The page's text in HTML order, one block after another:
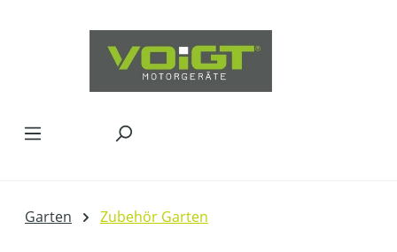
Garten Zubehör Garten